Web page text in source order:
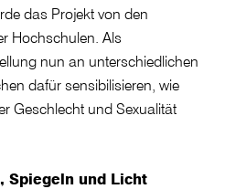
das Projekt von den
Hochschulen. Als
nun an unterschiedlichen
dafür sensibilisieren, wie
Geschlecht und Sexualität
Spiegeln und Licht